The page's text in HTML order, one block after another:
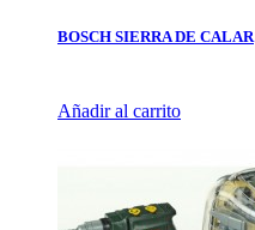
BOSCH SIERRA DE CALAR
Añadir al carrito